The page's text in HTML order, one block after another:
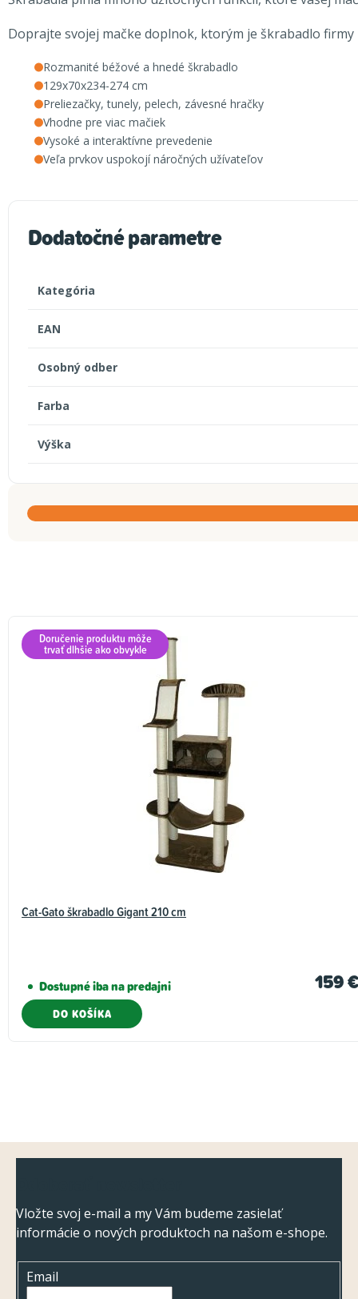
Doprajte svojej mačke doplnok, ktorým je škrabadlo firmy
Rozmanité béžové a hnedé škrabadlo
129x70x234-274 cm
Preliezačky, tunely, pelech, závesné hračky
Vhodne pre viac mačiek
Vysoké a interaktívne prevedenie
Veľa prvkov uspokojí náročných užívateľov
Dodatočné parametre
Kategória
EAN
Osobný odber
Farba
Výška
Doručenie produktu môže
trvať dlhšie ako obvykle
Cat-Gato škrabadlo Gigant 210 cm
Dostupné iba na predajni 159
DO KOŠÍKA
Vložte svoj e-mail a my Vám budeme zasielať
informácie o nových produktoch na našom e-shope.
Email